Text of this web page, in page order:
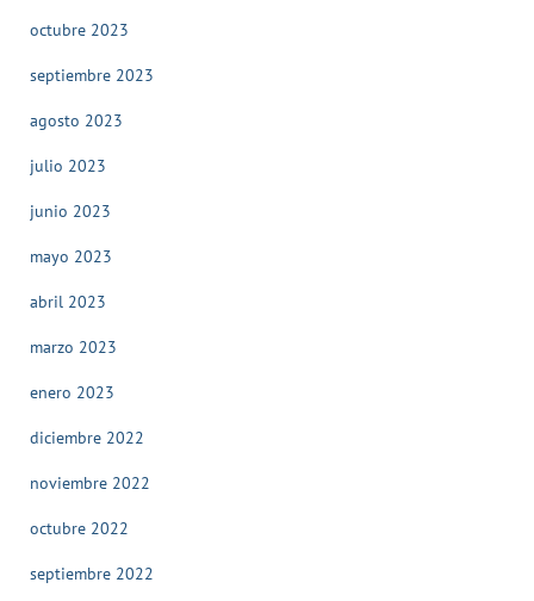
octubre 2023
septiembre 2023
agosto 2023
julio 2023
junio 2023
mayo 2023
abril 2023
marzo 2023
enero 2023
diciembre 2022
noviembre 2022
octubre 2022
septiembre 2022